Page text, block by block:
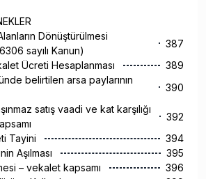
Dönüştürülmesi
sayılı Kanun)
387
Ücreti Hesaplanması
389
belirtilen arsa paylarının
390
satış vaadi ve kat karşılığı
392
Tayini
394
Aşılması
395
– vekalet kapsamı
396